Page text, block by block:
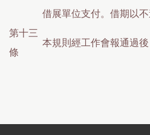
借展單位支付。借期以不
第十三
條
本規則經工作會報通過後